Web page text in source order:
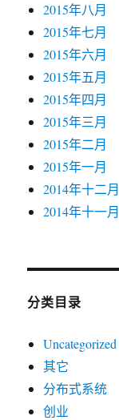
2015年八月
2015年七月
2015年六月
2015年五月
2015年四月
2015年三月
2015年二月
2015年一月
2014年十二月
2014年十一月
分类目录
Uncategorized
其它
分布式系统
创业